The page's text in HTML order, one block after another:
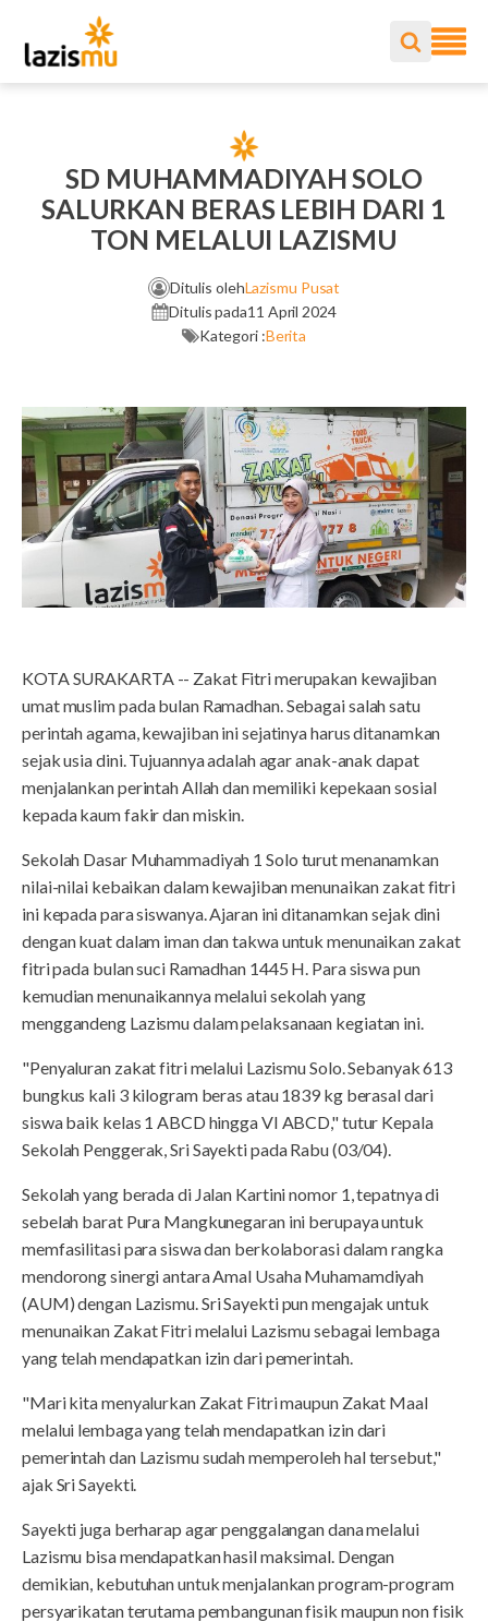
SD MUHAMMADIYAH SOLO
SALURKAN BERAS LEBIH DARI 1
TON MELALUI LAZISMU
Ditulis olehLazismu Pusat
Ditulis pada11 April 2024
Kategori :Berita
KOTA SURAKARTA -- Zakat Fitri merupakan kewajiban
umat muslim pada bulan Ramadhan. Sebagai salah satu
perintah agama, kewajiban ini sejatinya harus ditanamkan
sejak usia dini. Tujuannya adalah agar anak-anak dapat
menjalankan perintah Allah dan memiliki kepekaan sosial
kepada kaum fakir dan miskin.
Sekolah Dasar Muhammadiyah 1 Solo turut menanamkan
nilai-nilai kebaikan dalam kewajiban menunaikan zakat fitri
ini kepada para siswanya. Ajaran ini ditanamkan sejak dini
dengan kuat dalam iman dan takwa untuk menunaikan zakat
fitri pada bulan suci Ramadhan 1445 H. Para siswa pun
kemudian menunaikannya melalui sekolah yang
menggandeng Lazismu dalam pelaksanaan kegiatan ini.
"Penyaluran zakat fitri melalui Lazismu Solo. Sebanyak 613
bungkus kali 3 kilogram beras atau 1839 kg berasal dari
siswa baik kelas 1 ABCD hingga VI ABCD," tutur Kepala
Sekolah Penggerak, Sri Sayekti pada Rabu (03/04).
Sekolah yang berada di Jalan Kartini nomor 1, tepatnya di
sebelah barat Pura Mangkunegaran ini berupaya untuk
memfasilitasi para siswa dan berkolaborasi dalam rangka
mendorong sinergi antara Amal Usaha Muhamamdiyah
(AUM) dengan Lazismu. Sri Sayekti pun mengajak untuk
menunaikan Zakat Fitri melalui Lazismu sebagai lembaga
yang telah mendapatkan izin dari pemerintah.
"Mari kita menyalurkan Zakat Fitri maupun Zakat Maal
melalui lembaga yang telah mendapatkan izin dari
pemerintah dan Lazismu sudah memperoleh hal tersebut,"
ajak Sri Sayekti.
Sayekti juga berharap agar penggalangan dana melalui
Lazismu bisa mendapatkan hasil maksimal. Dengan
demikian, kebutuhan untuk menjalankan program-program
persyarikatan terutama pembangunan fisik maupun non fisik